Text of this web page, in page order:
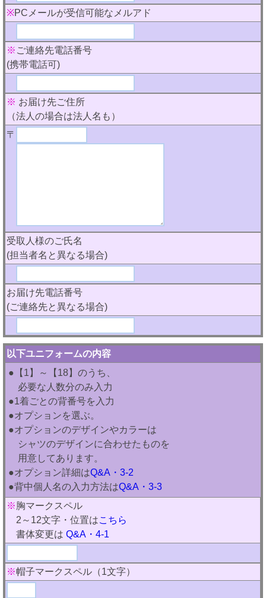
※PCメールが受信可能なメルアド
※ ご連絡先電話番号
(携帯電話可)
※ お届け先ご住所
（法人の場合は法人名も）
〒
受取人様のご氏名
(担当者名と異なる場合)
お届け先電話番号
(ご連絡先と異なる場合)
以下ユニフォームの内容
●【1】～【18】のうち、
必要な人数分のみ入力
●1着ごとの背番号を入力
●オプションを選ぶ。
●オプションのデザインやカラーは
シャツのデザインに合わせたものを
用意してあります。
●オプション詳細はQ&A・3-2
●背中個人名の入力方法はQ&A・3-3
※ 胸マークスペル
2～12文字・位置はこちら
書体変更は Q&A・4-1
※帽子マークスペル（1文字）